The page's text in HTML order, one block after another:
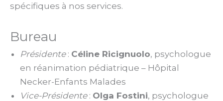
spécifiques à nos services.
Bureau
Présidente: Céline Ricignuolo, psychologue
en réanimation pédiatrique – Hôpital
Necker-Enfants Malades
Vice-Présidente: Olga Fostini, psychologue